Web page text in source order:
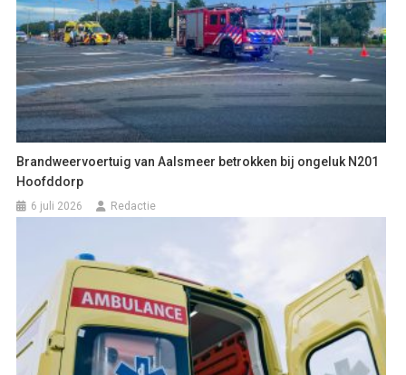
Brandweervoertuig van Aalsmeer betrokken bij ongeluk N201
Hoofddorp
6 juli 2026 Redactie